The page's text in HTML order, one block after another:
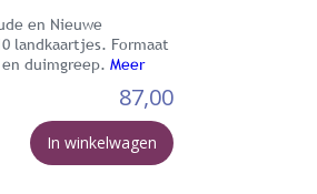
en Nieuwe
landkaartjes. Formaat
duimgreep. Meer
87,00
In winkelwagen